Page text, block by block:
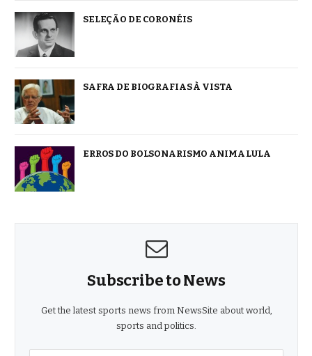
SELEÇÃO DE CORONÉIS
SAFRA DE BIOGRAFIAS À VISTA
ERROS DO BOLSONARISMO ANIMA LULA
Subscribe to News
Get the latest sports news from NewsSite about world,
sports and politics.